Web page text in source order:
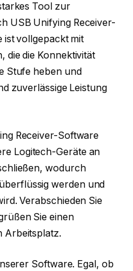
Tool zur
USB Unifying Receiver-
ist vollgepackt mit
die die Konnektivität
Stufe heben und
zuverlässige Leistung
Receiver-Software
Logitech-Geräte an
wodurch
werden und
Verabschieden Sie
Sie einen
Arbeitsplatz.
Software. Egal, ob